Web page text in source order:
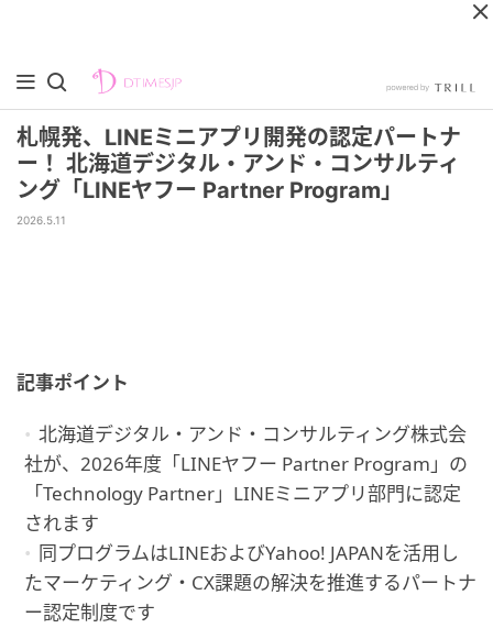
札幌発、LINEミニアプリ開発の認定パートナ
ー！ 北海道デジタル・アンド・コンサルティ
ング「LINEヤフー Partner Program」
2026.5.11
記事ポイント
北海道デジタル・アンド・コンサルティング株式会
社が、2026年度「LINEヤフー Partner Program」の
「Technology Partner」LINEミニアプリ部門に認定
されます
同プログラムはLINEおよびYahoo! JAPANを活用し
たマーケティング・CX課題の解決を推進するパートナ
ー認定制度です